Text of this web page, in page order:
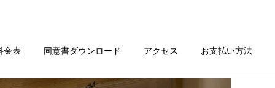
金表 同意書ダウンロード アクセス お支払い方法